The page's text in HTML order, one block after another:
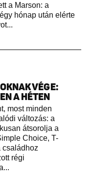
a Marson: a
hónap után elérte
VÉGE:
A HÉTEN
most minden
változás: a
átsorolja a
Choice, T-
családhoz
régi